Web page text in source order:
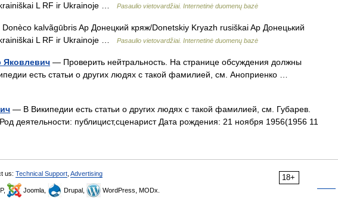
L RF ir Ukrainoje …
Pasaulio vietovardžiai. Internetinė duomenų bazė
kalvãgūbris Ap Донецкий кряж/Donetskiy Kryazh rusiškai Ap Донецький
L RF ir Ukrainoje …
Pasaulio vietovardžiai. Internetinė duomenų bazė
Яковлевич — Проверить нейтральность. На странице обсуждения должны
есть статьи о других людях с такой фамилией, см. Аноприенко …
— В Википедии есть статьи о других людях с такой фамилией, см. Губарев.
деятельности: публицист,сценарист Дата рождения: 21 ноября 1956(1956 11
18+
us: Technical Support Advertising
Joomla, Drupal, WordPress, MODx.